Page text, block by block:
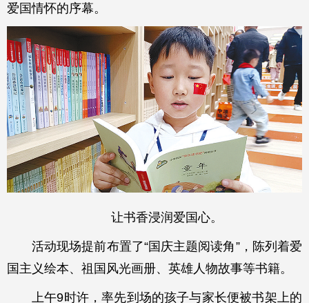
爱国情怀的序幕。
让书香浸润爱国心。
活动现场提前布置了“国庆主题阅读角”，陈列着爱
国主义绘本、祖国风光画册、英雄人物故事等书籍。
上午9时许，率先到场的孩子与家长便被书架上的